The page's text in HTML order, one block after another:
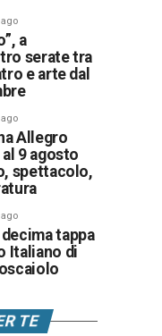
a
serate tra
e arte dal
Allegro
al 9 agosto
spettacolo,
tappa
Italiano di
TE